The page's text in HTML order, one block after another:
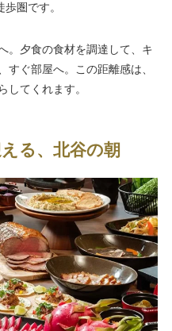
圏です。
。夕食の食材を調達して、キ
すぐ部屋へ。この距離感は、
してくれます。
る、北谷の朝